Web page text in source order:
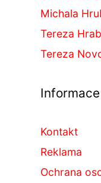
Michala
Tereza
Tereza
Informace
Kontakt
Reklama
Ochrana